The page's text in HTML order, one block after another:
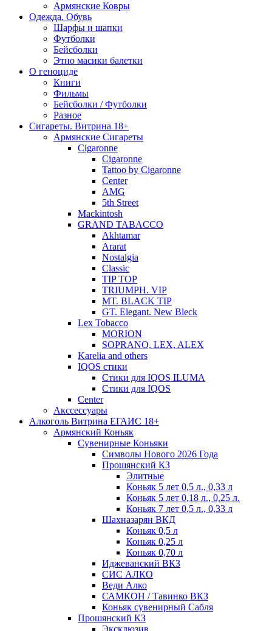
Армянские Ковры
Одежда. Обувь
Шарфы и шапки
Футболки
Бейсболки
Этно масики балетки
О геноциде
Книги
Фильмы
Бейсболки / Футболки
Разное
Сигареты. Витрина 18+
Армянские Сигареты
Cigaronne
Cigaronne
Tattoo by Cigaronne
Center
AMG
5th Street
Mackintosh
GRAND TABACCO
Akhtamar
Ararat
Nostalgia
Classic
TIP TOP
TRIUMPH. VIP
MT. BLACK TIP
GT. Elegant. New Bleck
Lex Tobacco
MORION
SOPRANO, LEX, ALEX
Karelia and others
IQOS стики
Стики для IQOS ILUMA
Стики для IQOS
Сenter
Акссессуары
Алкоголь Витрина ЕГАИС 18+
Армянский Коньяк
Сувенирные Коньяки
Символы Нового 2026 Года
Прошянский КЗ
Элитные
Коньяк 5 лет 0,5 л., 0,33 л
Коньяк 5 лет 0,18 л., 0,25 л.
Коньяк 7 лет 0,5 л., 0,33 л
Шахназарян ВКД
Коньяк 0,5 л
Коньяк 0,25 л
Коньяк 0,70 л
Иджеванский ВКЗ
СИС АЛКО
Веди Алко
САМКОН / Тавинко ВКЗ
Коньяк сувенирный Сабля
Прошянский КЗ
Эксклюзив